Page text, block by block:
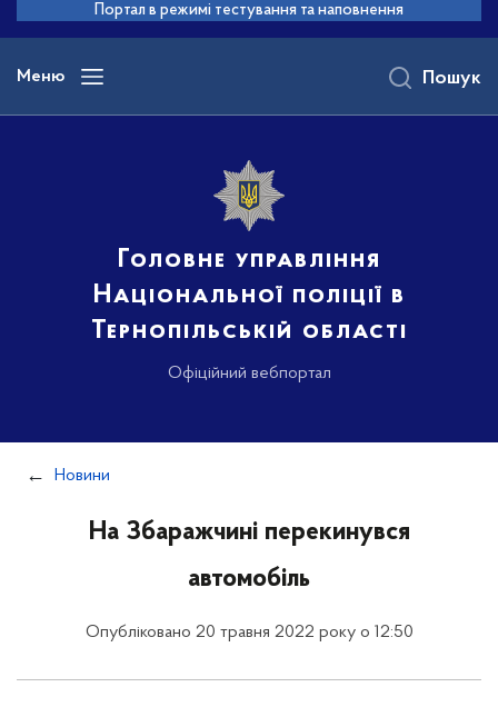
основного
вмісту
Портал в режимі тестування та наповнення
Меню
Головне управління
Національної поліції в
Тернопільській області
Офіційний вебпортал
Пошук
Новини
На Збаражчині перекинувся
автомобіль
Опубліковано 20 травня 2022 року о 12:50